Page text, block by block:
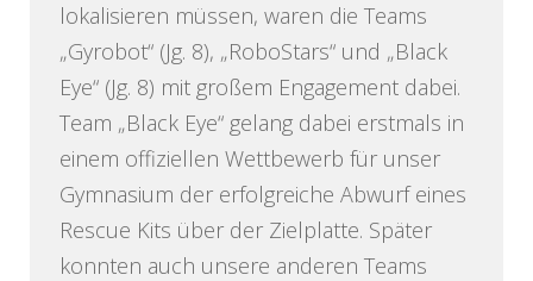
lokalisieren müssen, waren die Teams
„Gyrobot“ (Jg. 8), „RoboStars“ und „Black
Eye“ (Jg. 8) mit großem Engagement dabei.
Team „Black Eye“ gelang dabei erstmals in
einem offiziellen Wettbewerb für unser
Gymnasium der erfolgreiche Abwurf eines
Rescue Kits über der Zielplatte. Später
konnten auch unsere anderen Teams